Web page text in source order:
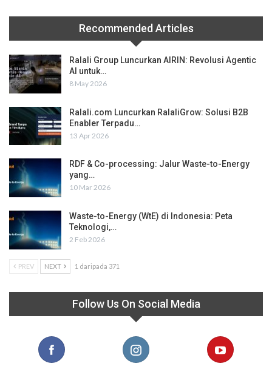
Recommended Articles
Ralali Group Luncurkan AIRIN: Revolusi Agentic
AI untuk…
8 May 2026
Ralali.com Luncurkan RalaliGrow: Solusi B2B
Enabler Terpadu…
13 Apr 2026
RDF & Co-processing: Jalur Waste-to-Energy
yang…
10 Mar 2026
Waste-to-Energy (WtE) di Indonesia: Peta
Teknologi,…
2 Feb 2026
PREV NEXT 1 daripada 371
Follow Us On Social Media